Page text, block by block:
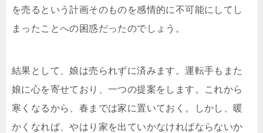
を売るという計画そのものを感情的に不可能にしてし
まったことへの困惑だったのでしょう。
結果として、娘は売られずに済みます。運転手もまた
娘に心を寄せており、一つの提案をします。これから
寒くなるから、春までは家に置いておく。しかし、暖
かくなれば、やはり家を出ていかなければならないか